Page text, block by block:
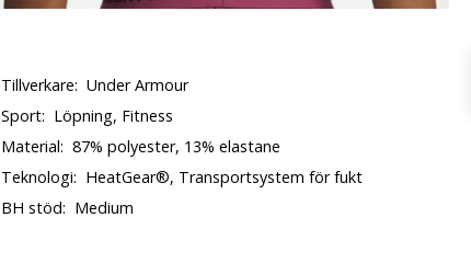
Tillverkare: Under Armour
Sport: Löpning, Fitness
Material: 87% polyester, 13% elastane
Teknologi: HeatGear®, Transportsystem för fukt
BH stöd: Medium